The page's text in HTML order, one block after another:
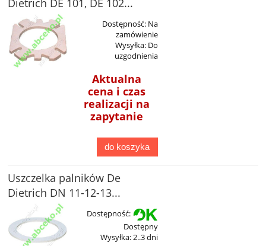
Dietrich DE 101, DE 102...
Dostępność: Na
zamówienie
Wysyłka: Do
uzgodnienia
Aktualna
cena i czas
realizacji na
zapytanie
do koszyka
Uszczelka palników De
Dietrich DN 11-12-13...
Dostępność:
Dostępny
Wysyłka:2..3 dni